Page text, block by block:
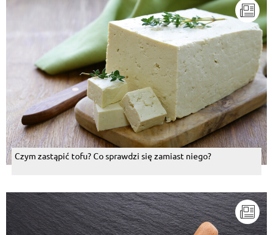
Czym zastąpić tofu? Co sprawdzi się zamiast niego?